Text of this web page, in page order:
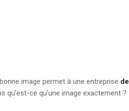
image permet à une entreprise de
qu’est-ce qu’une image exactement ?